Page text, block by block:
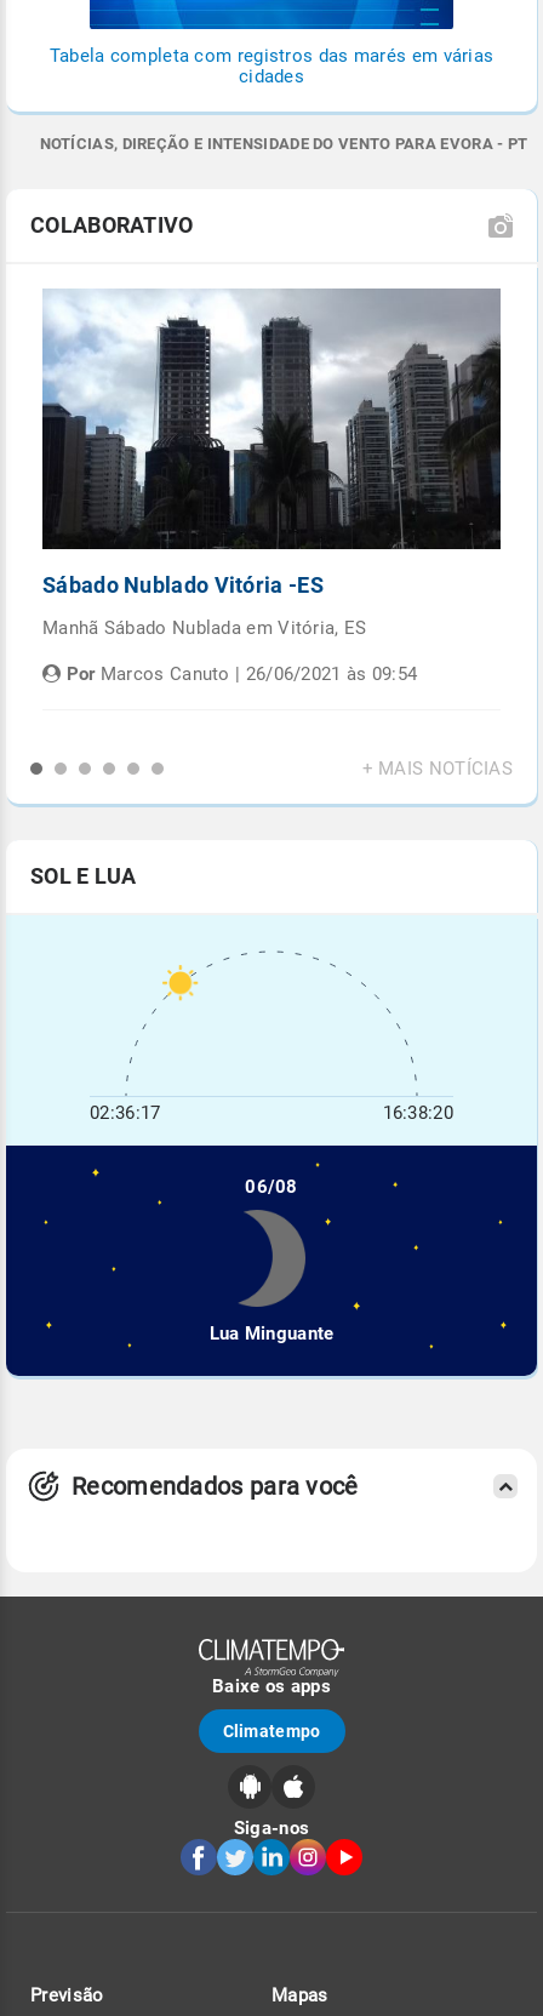
Tabela completa com registros das marés em várias
cidades
NOTÍCIAS, DIREÇÃO E INTENSIDADE DO VENTO PARA EVORA - PT
COLABORATIVO
Sábado Nublado Vitória -ES
Manhã Sábado Nublada em Vitória, ES
PorMarcos Canuto | 26/06/2021 às 09:54
+ MAIS NOTÍCIAS
SOL E LUA
02:36:17 16:38:20
06/08
Lua Minguante
Recomendados para você
Baixe os apps
Climatempo
Siga-nos
Previsão Mapas